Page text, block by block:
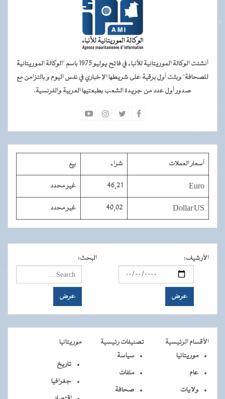
أنشئت الوكالة الموريتانية للأنباء في فاتح يوليو 1975 باسم "الوكالة الموريتانية
للصحافة" وبثت أول برقية على شريطها الإخباري في نفس اليوم و بالتزامن مع
صدور أول عدد من جريدة الشعب بطبعتيها العربية والفرنسية.
أسعار العملات شراء بيع
Euro
46,21 غير محدد
Dollar US
40,02 غير محدد
الأرشيف: البحث:
الأقسام الرئيسية تصنيفات رئيسية
موريتانيا
موريتانيا
عام
ولايات
سياسة
ملفات
صحافة
تاريخ
جغرافيا